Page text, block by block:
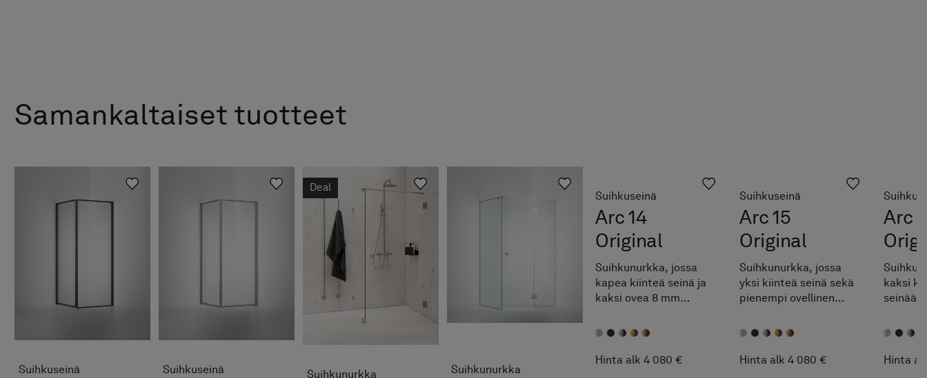
Samankaltaiset tuotteet
Suihkuseinä Suihkuseinä
Deal
Suihkunurkka Suihkunurkka
Arc
kaksi
seinää
Hinta